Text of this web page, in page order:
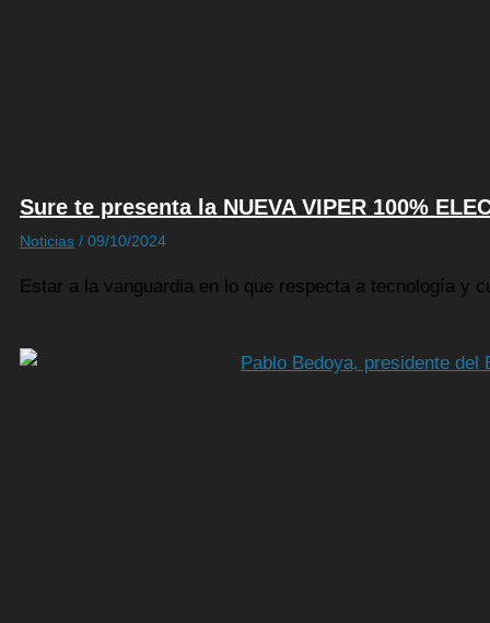
Sure te presenta la NUEVA VIPER 100%
Noticias / 09/10/2024
Estar a la vanguardia en lo que respecta a tecnología